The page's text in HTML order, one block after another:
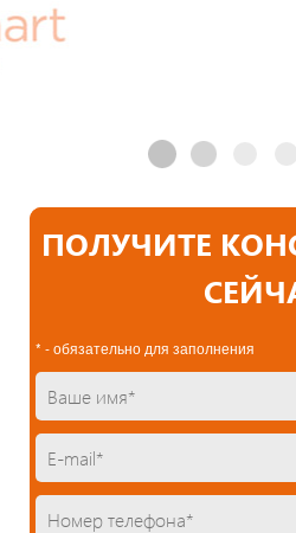
ПОЛУЧИТЕ
* - обязательно для заполнения